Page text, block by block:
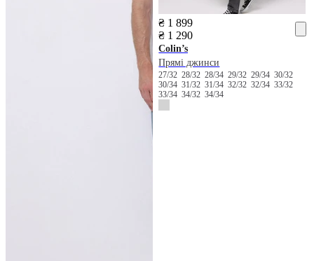
₴ 1 899
₴ 1 290
Colin’s
Прямі джинси
27/3228/3228/3429/3229/3430/32
30/3431/3231/3432/3232/3433/32
33/3434/3234/34